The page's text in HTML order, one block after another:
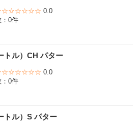
0.0
：0件
トル）CH パター
0.0
：0件
トル）S パター